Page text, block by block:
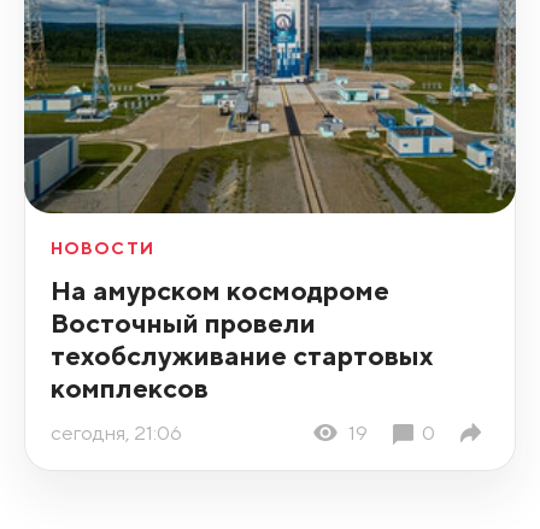
НОВОСТИ
На амурском космодроме
Восточный провели
техобслуживание стартовых
комплексов
сегодня, 21:06 19 0